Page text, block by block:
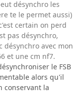
désynchro les
te le permet aussi)
certain on perd
pas désynchro,
désynchro avec mon
et une cm nf7.
le FSB
alors qu'il
conservant la